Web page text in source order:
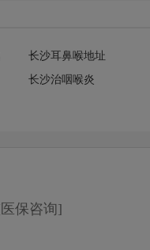
长沙耳鼻喉地址
长沙治咽喉炎
保咨询]